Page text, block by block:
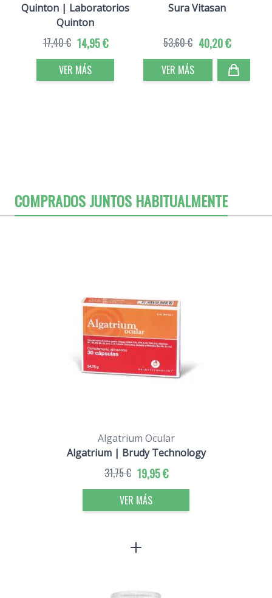
Quinton | Laboratorios
Quinton
14,95 €
17,40 €
VER MÁS
Sura Vitasan
40,20 €
53,60 €
VER MÁS
COMPRADOS JUNTOS HABITUALMENTE
Algatrium Ocular
Algatrium | Brudy Technology
19,95 €
31,75 €
VER MÁS